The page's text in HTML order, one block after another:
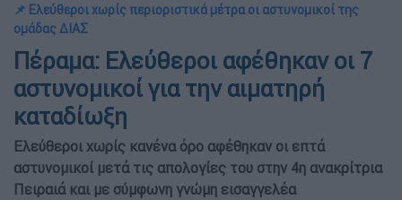
📌 Ελεύθεροι χωρίς περιοριστικά μέτρα οι αστυνομικοί της
ομάδας ΔΙΑΣ
Πέραμα: Ελεύθεροι αφέθηκαν οι 7
αστυνομικοί για την αιματηρή
καταδίωξη
Ελεύθεροι χωρίς κανένα όρο αφέθηκαν οι επτά
αστυνομικοί μετά τις απολογίες του στην 4η ανακρίτρια
Πειραιά και με σύμφωνη γνώμη εισαγγελέα